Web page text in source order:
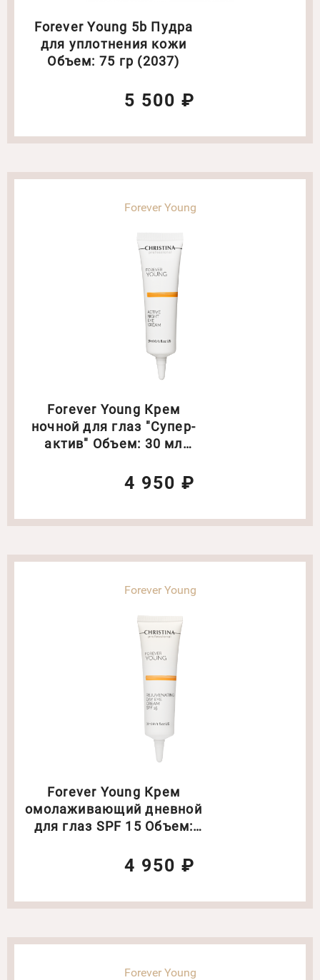
Forever Young 5b Пудра
для уплотнения кожи
Объем: 75 гр (2037)
5 500 ₽
Forever Young
Forever Young Крем
ночной для глаз "Супер-
актив" Объем: 30 мл
4 950 ₽
Forever Young
Forever Young Крем
омолаживающий дневной
для глаз SPF 15 Объем:
4 950 ₽
Forever Young